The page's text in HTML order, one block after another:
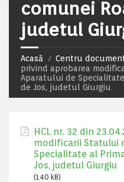
comunei
judetul
Acasă Centru
privind aprobarea
Aparatului de
de Jos, judetul Giurgiu
HCL nr. 32 din
modificarii Statului
Specialitate al
Jos, judetul Giurgiu
(140 kB)